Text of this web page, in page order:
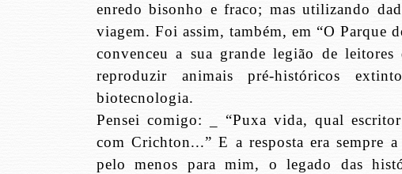
enredo bisonho e fraco; mas utilizando
viagem. Foi assim, também, em “O Parque
convenceu a sua grande legião de
reproduzir animais pré-históricos
biotecnologia.
Pensei comigo: _ “Puxa vida, qual
com Crichton...” E a resposta era sempre
pelo menos para mim, o legado das